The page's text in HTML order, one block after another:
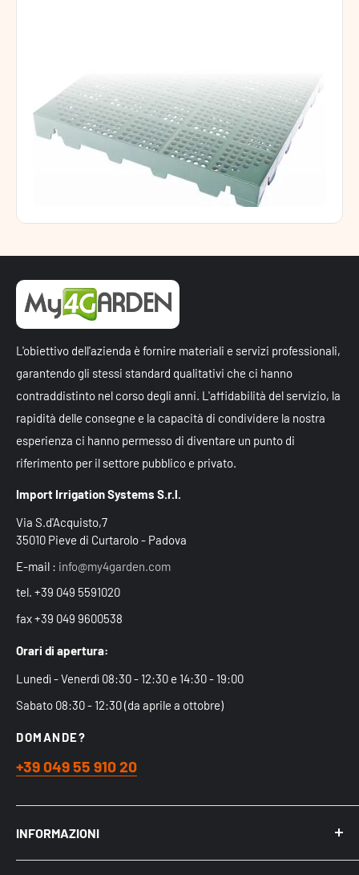
L'obiettivo dell'azienda è fornire materiali e servizi professionali,
garantendo gli stessi standard qualitativi che ci hanno
contraddistinto nel corso degli anni. L'affidabilità del servizio, la
rapidità delle consegne e la capacità di condividere la nostra
esperienza ci hanno permesso di diventare un punto di
riferimento per il settore pubblico e privato.
Import Irrigation Systems S.r.l.
Via S.d'Acquisto,7
35010 Pieve di Curtarolo - Padova
E-mail : info@my4garden.com
tel. +39 049 5591020
fax +39 049 9600538
Orari di apertura:
Lunedì - Venerdì 08:30 - 12:30 e 14:30 - 19:00
Sabato 08:30 - 12:30 (da aprile a ottobre)
DOMANDE?
+39 049 55 910 20
INFORMAZIONI
Chi siamo